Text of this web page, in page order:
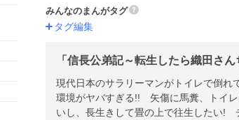
みんなのまんがタグ
タグ編集
「信長公弟記～転生したら織田さ
現代日本のサラリーマンがトイレで倒
環境がヤバすぎる!! 矢傷に馬糞、トイ
いし、長生きして畳の上で往生したい!